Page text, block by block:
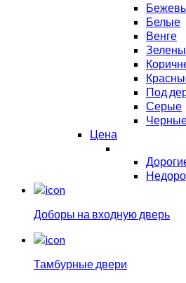
Белые
Венге
Под
Серые
Цена
Доборы на входную дверь
Тамбурные двери